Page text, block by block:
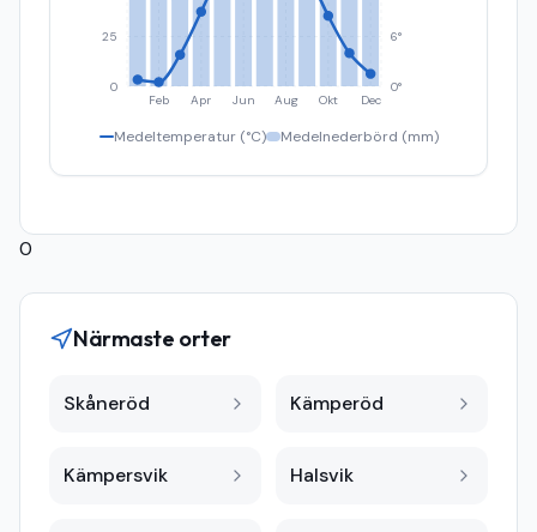
Feb Apr Jun Aug Okt Dec
0
25
0°
6°
Medeltemperatur (°C) Medelnederbörd (mm)
0
Närmaste orter
Skåneröd Kämperöd
Kämpersvik Halsvik